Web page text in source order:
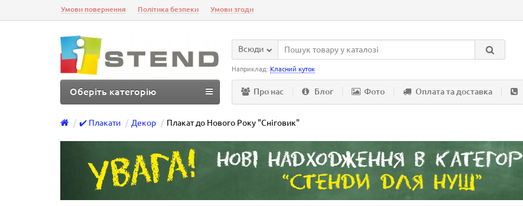
Умови повернення Політика безпеки Умови згоди
Всюди
Наприклад: Класний куток
Про нас Блог Фото Оплата та доставка
Оберіть категорію
✔️ Плакати Декор Плакат до Нового Року "Сніговик"